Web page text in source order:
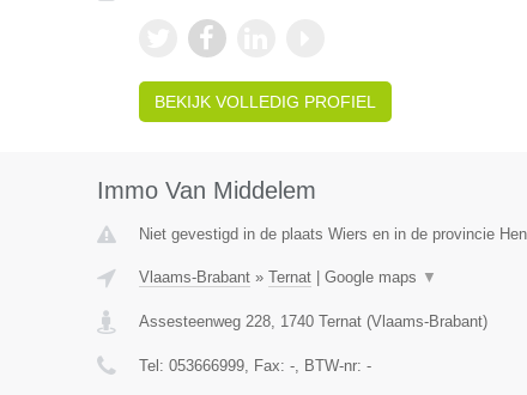
BEKIJK VOLLEDIG PROFIEL
Immo Van Middelem
Niet gevestigd in de plaats Wiers en in de provincie
Vlaams-Brabant» Ternat| Google maps ▼
Assesteenweg 228, 1740 Ternat(Vlaams-Brabant)
Tel: 053666999, Fax: -, BTW-nr: -